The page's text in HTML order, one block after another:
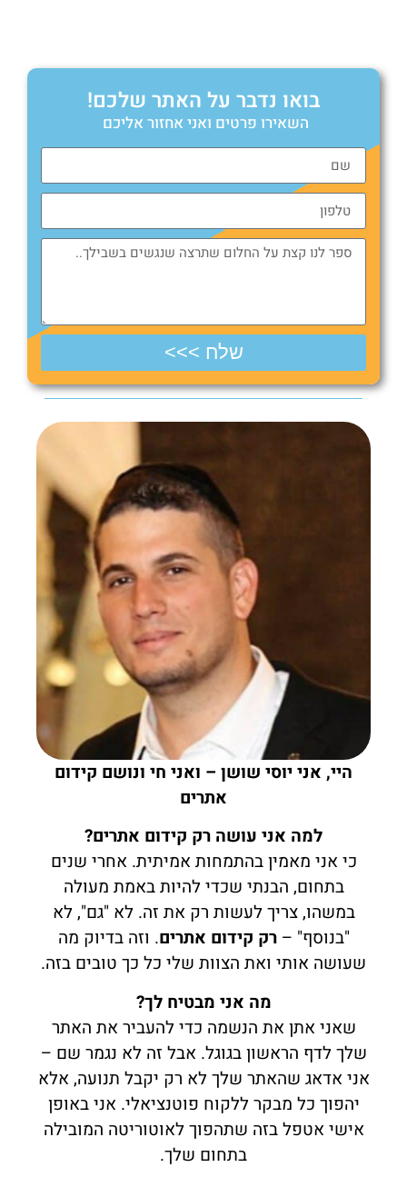
בואו נדבר על האתר שלכם!
השאירו פרטים ואני אחזור אליכם
שלח >>>
היי, אני יוסי שושן – ואני חי ונושם קידום
אתרים
למה אני עושה רק קידום אתרים?
כי אני מאמין בהתמחות אמיתית. אחרי שנים
בתחום, הבנתי שכדי להיות באמת מעולה
במשהו, צריך לעשות רק את זה. לא "גם", לא
"בנוסף" –רק קידום אתרים. וזה בדיוק מה
שעושה אותי ואת הצוות שלי כל כך טובים בזה.
מה אני מבטיח לך?
שאני אתן את הנשמה כדי להעביר את האתר
שלך לדף הראשון בגוגל. אבל זה לא נגמר שם –
אני אדאג שהאתר שלך לא רק יקבל תנועה, אלא
יהפוך כל מבקר ללקוח פוטנציאלי. אני באופן
אישי אטפל בזה שתהפוך לאוטוריטה המובילה
בתחום שלך.